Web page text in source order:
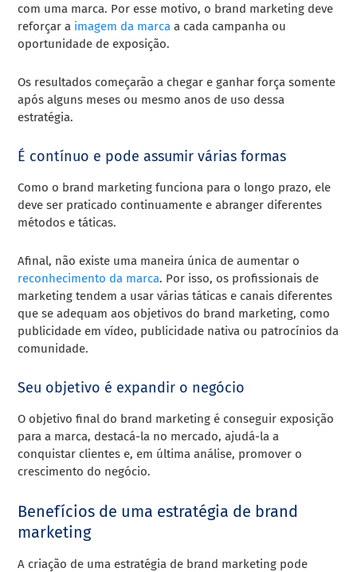
com uma marca. Por esse motivo, o brand marketing deve
reforçar a imagem da marca a cada campanha ou
oportunidade de exposição.
Os resultados começarão a chegar e ganhar força somente
após alguns meses ou mesmo anos de uso dessa
estratégia.
É contínuo e pode assumir várias formas
Como o brand marketing funciona para o longo prazo, ele
deve ser praticado continuamente e abranger diferentes
métodos e táticas.
Afinal, não existe uma maneira única de aumentar o
reconhecimento da marca. Por isso, os profissionais de
marketing tendem a usar várias táticas e canais diferentes
que se adequam aos objetivos do brand marketing, como
publicidade em vídeo, publicidade nativa ou patrocínios da
comunidade.
Seu objetivo é expandir o negócio
O objetivo final do brand marketing é conseguir exposição
para a marca, destacá-la no mercado, ajudá-la a
conquistar clientes e, em última análise, promover o
crescimento do negócio.
Benefícios de uma estratégia de brand
marketing
A criação de uma estratégia de brand marketing pode